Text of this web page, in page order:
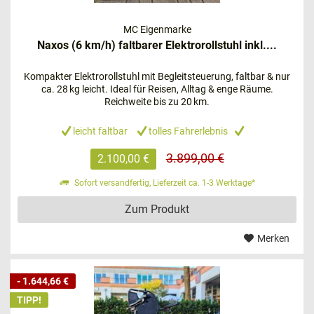
Übrigens: Uns ist es ein Anliegen, Ihnen mehr Flexibilität
und Unabhängigkeit zu ermöglichen, daher bieten wir
Ihnen den Kauf auf Rechnung und eine Ratenzahlung
FAQ – häufig gestellte Fragen und
Antworten zum Thema Elektrorollstuhl
1. Für wen eignet sich ein Elektrorollstuhl?
Menschen mit Handikap
Senioren, die ihren Bewegungsradius vergrößern
Gehfähigkeit
MC Eigenmarke
Naxos (6 km/h) faltbarer Elektrorollstuhl inkl....
Kompakter Elektrorollstuhl mit Begleitsteuerung, faltbar & nur
ca. 28 kg leicht. Ideal für Reisen, Alltag & enge Räume.
Reichweite bis zu 20 km.
leicht faltbar tolles Fahrerlebnis
2.100,00 € 3.899,00 €
Sofort versandfertig, Lieferzeit ca. 1-3 Werktage*
Zum Produkt
Merken
- 1.644,66 €
TIPP!